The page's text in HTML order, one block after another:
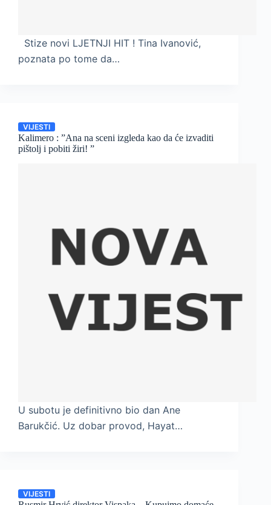
Stize novi LJETNJI HIT ! Tina Ivanović,
poznata po tome da…
VIJESTI
Kalimero : ”Ana na sceni izgleda kao da će izvaditi
pištolj i pobiti žiri! ”
U subotu je definitivno bio dan Ane
Barukčić. Uz dobar provod, Hayat…
VIJESTI